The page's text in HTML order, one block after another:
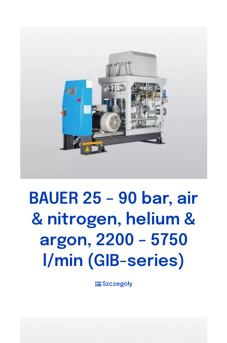
BAUER 25 – 90 bar, air
& nitrogen, helium &
argon, 2200 – 5750
l/min (GIB-series)
Szczegóły